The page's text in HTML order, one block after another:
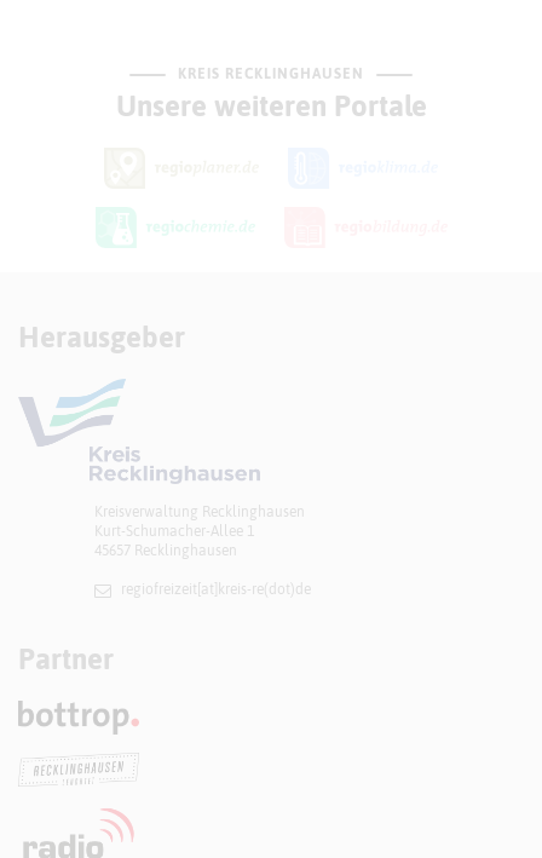
KREIS RECKLINGHAUSEN
Unsere weiteren Portale
Herausgeber
Kreisverwaltung Recklinghausen
Kurt-Schumacher-Allee 1
45657 Recklinghausen
regiofreizeit[at]​kreis-re(dot)de
Partner